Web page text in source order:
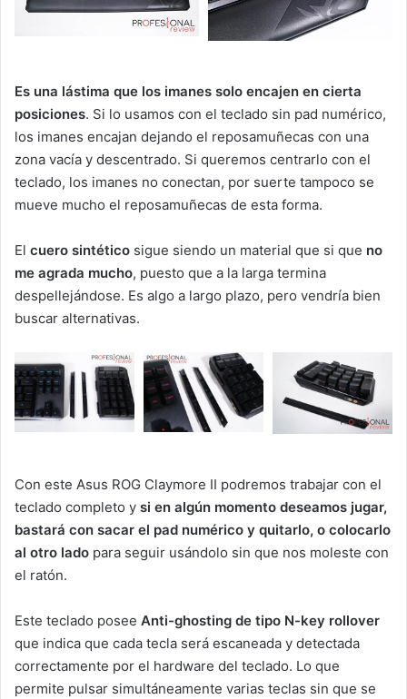
Es una lástima que los imanes solo encajen en cierta
posiciones. Si lo usamos con el teclado sin pad numérico,
los imanes encajan dejando el reposamuñecas con una
zona vacía y descentrado. Si queremos centrarlo con el
teclado, los imanes no conectan, por suerte tampoco se
mueve mucho el reposamuñecas de esta forma.
El cuero sintético sigue siendo un material que si que no
me agrada mucho, puesto que a la larga termina
despellejándose. Es algo a largo plazo, pero vendría bien
buscar alternativas.
Con este Asus ROG Claymore II podremos trabajar con el
teclado completo y si en algún momento deseamos jugar,
bastará con sacar el pad numérico y quitarlo, o colocarlo
al otro lado para seguir usándolo sin que nos moleste con
el ratón.
Este teclado posee Anti-ghosting de tipo N-key rollover
que indica que cada tecla será escaneada y detectada
correctamente por el hardware del teclado. Lo que
permite pulsar simultáneamente varias teclas sin que se